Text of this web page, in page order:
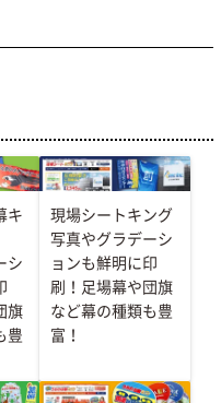
キ
シ
旗
豊
現場シートキング
写真やグラデーシ
ョンも鮮明に印
刷！足場幕や団旗
など幕の種類も豊
富！